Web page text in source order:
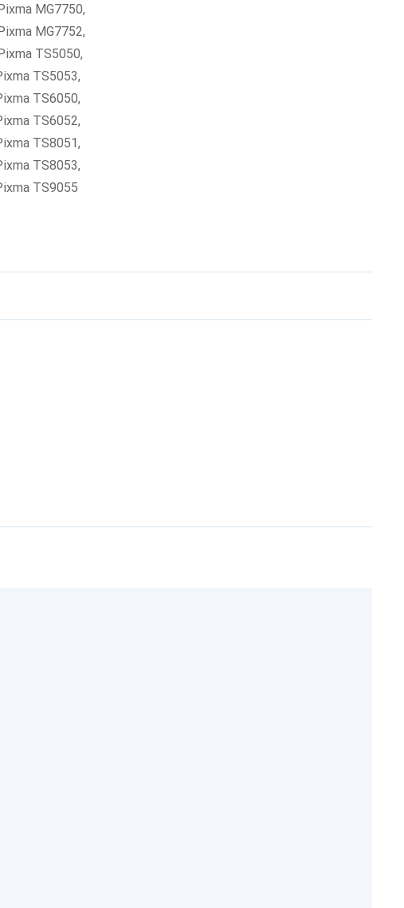
MG7750,
MG7752,
TS5050,
TS5053,
TS6050,
TS6052,
TS8051,
TS8053,
TS9055